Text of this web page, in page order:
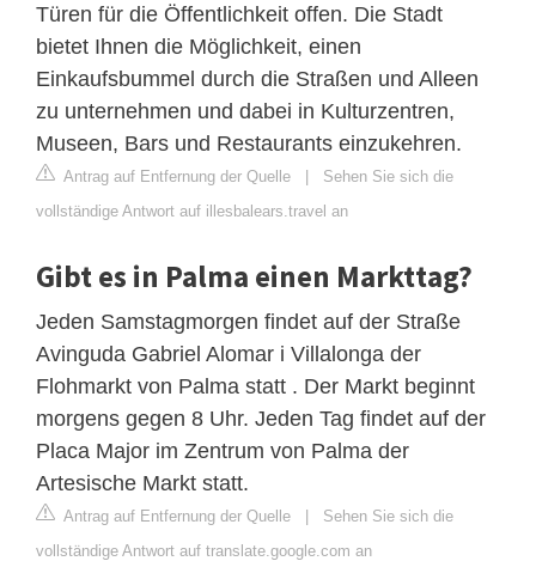
Türen für die Öffentlichkeit offen. Die Stadt
bietet Ihnen die Möglichkeit, einen
Einkaufsbummel durch die Straßen und Alleen
zu unternehmen und dabei in Kulturzentren,
Museen, Bars und Restaurants einzukehren.
Antrag auf Entfernung der Quelle | Sehen Sie sich die
vollständige Antwort auf illesbalears.travel an
Gibt es in Palma einen Markttag?
Jeden Samstagmorgen findet auf der Straße
Avinguda Gabriel Alomar i Villalonga der
Flohmarkt von Palma statt . Der Markt beginnt
morgens gegen 8 Uhr. Jeden Tag findet auf der
Placa Major im Zentrum von Palma der
Artesische Markt statt.
Antrag auf Entfernung der Quelle | Sehen Sie sich die
vollständige Antwort auf translate.google.com an